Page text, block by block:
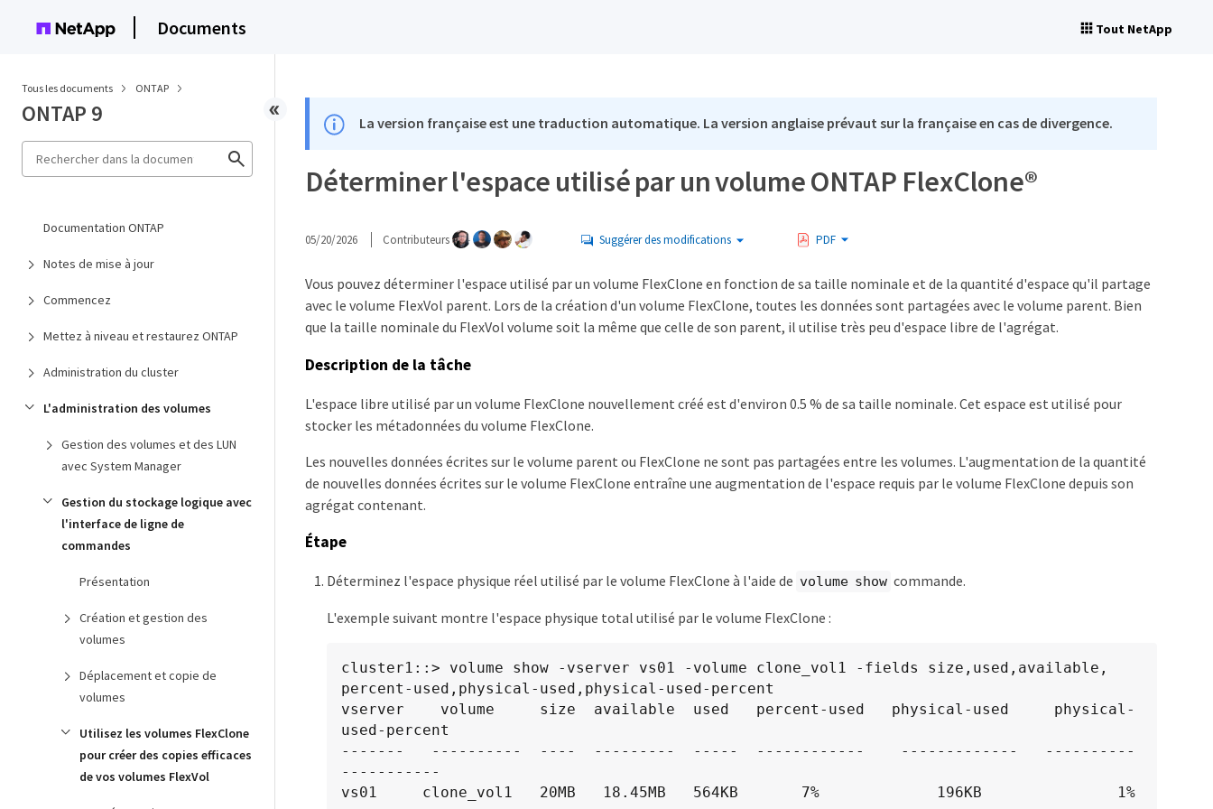
Documents Tout NetApp
Tous les documents ONTAP
ONTAP 9
Documentation ONTAP
Notes de mise à jour
Commencez
Mettez à niveau et restaurez ONTAP
Administration du cluster
L'administration des volumes
Gestion des volumes et des LUN
avec System Manager
Gestion du stockage logique avec
l'interface de ligne de
commandes
Présentation
Création et gestion des
volumes
Déplacement et copie de
volumes
Utilisez les volumes FlexClone
pour créer des copies efficaces
de vos volumes FlexVol
La version française est une traduction automatique. La version anglaise prévaut sur la française en cas de divergence.
Déterminer l'espace utilisé par un volume ONTAP FlexClone®
05/20/2026 Contributeurs Suggérer des modifications PDF
Vous pouvez déterminer l'espace utilisé par un volume FlexClone en fonction de sa taille nominale et de la quantité d'espace qu'il partage
avec le volume FlexVol parent. Lors de la création d'un volume FlexClone, toutes les données sont partagées avec le volume parent. Bien
que la taille nominale du FlexVol volume soit la même que celle de son parent, il utilise très peu d'espace libre de l'agrégat.
Description de la tâche
L'espace libre utilisé par un volume FlexClone nouvellement créé est d'environ 0.5 % de sa taille nominale. Cet espace est utilisé pour
stocker les métadonnées du volume FlexClone.
Les nouvelles données écrites sur le volume parent ou FlexClone ne sont pas partagées entre les volumes. L'augmentation de la quantité
de nouvelles données écrites sur le volume FlexClone entraîne une augmentation de l'espace requis par le volume FlexClone depuis son
agrégat contenant.
Étape
Déterminez l'espace physique réel utilisé par le volume FlexClone à l'aide de volume show commande.
L'exemple suivant montre l'espace physique total utilisé par le volume FlexClone :
cluster1::> volume show -vserver vs01 -volume clone_vol1 -fields size,used,available,
percent-used,physical-used,physical-used-percent
vserver    volume     size  available  used   percent-used   physical-used     physical-
used-percent
-------   ----------  ----  ---------  -----  ------------    -------------   ----------
-----------
vs01     clone_vol1   20MB   18.45MB   564KB       7%             196KB               1%